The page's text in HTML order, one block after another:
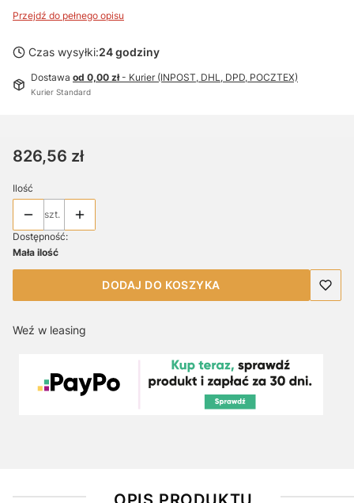
Przejdź do pełnego opisu
Czas wysyłki:24 godziny
Dostawa od 0,00 zł- Kurier (INPOST, DHL, DPD, POCZTEX)
Kurier Standard
Cena
826,56 zł
Ilość
szt.
Dostępność:
Mała ilość
DODAJ DO KOSZYKA
Weź w leasing